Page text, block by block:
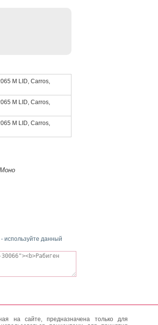
M LID, Carros,
M LID, Carros,
M LID, Carros,
используйте данный
на сайте, предназначена только для